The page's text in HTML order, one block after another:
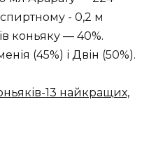
спиртному - 0,2 м
коньяку — 40%.
(45%) і Двін (50%).
13 найкращих,